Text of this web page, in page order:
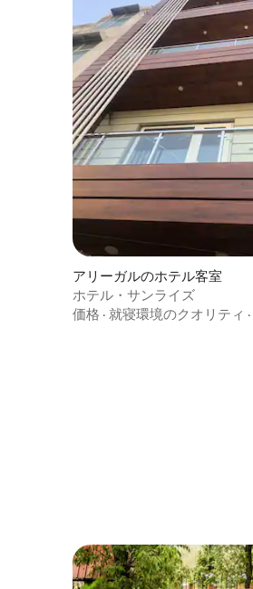
アリーガルのホテル客室
ホテル・サンライズ
価格 · 就寝環境のクオリティ ·